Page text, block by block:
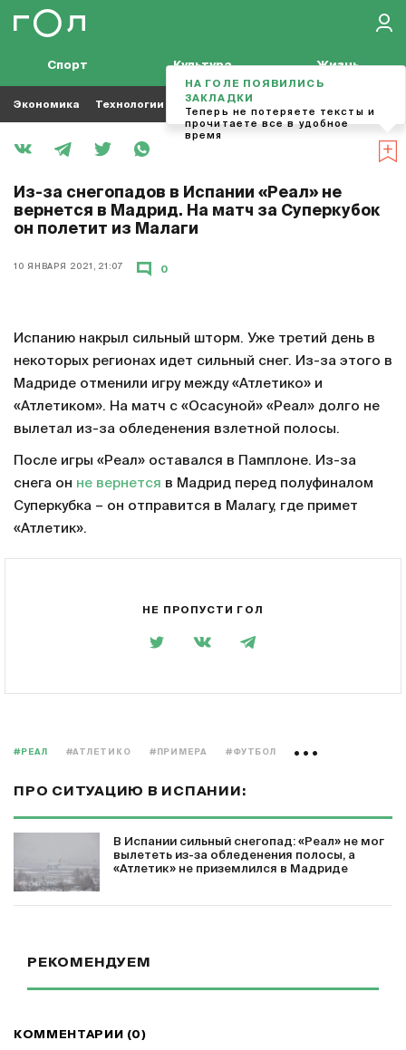
Спорт Культура Жизнь
Экономика Технологии Кино Футбол
Из-за снегопадов в Испании «Реал» не
вернется в Мадрид. На матч за Суперкубок
он полетит из Малаги
10 ЯНВАРЯ 2021, 21:07 0
Испанию накрыл сильный шторм. Уже третий день в
некоторых регионах идет сильный снег. Из-за этого в
Мадриде отменили игру между «Атлетико» и
«Атлетиком». На матч с «Осасуной» «Реал» долго не
вылетал из-за обледенения взлетной полосы.
После игры «Реал» оставался в Памплоне. Из-за
снега он не вернется в Мадрид перед полуфиналом
Суперкубка – он отправится в Малагу, где примет
«Атлетик».
НЕ ПРОПУСТИ ГОЛ
#РЕАЛ #АТЛЕТИКО #ПРИМЕРА #ФУТБОЛ
ПРО СИТУАЦИЮ В ИСПАНИИ:
В Испании сильный снегопад: «Реал» не мог
вылететь из-за обледенения полосы, а
«Атлетик» не приземлился в Мадриде
РЕКОМЕНДУЕМ
КОММЕНТАРИИ (0)
НА ГОЛЕ ПОЯВИЛИСЬ
ЗАКЛАДКИ
Теперь не потеряете тексты и
прочитаете все в удобное
время